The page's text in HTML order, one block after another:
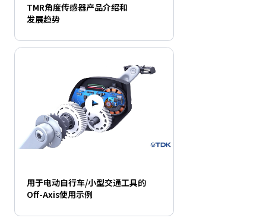
TMR角度传感器产品介绍和
发展趋势
用于电动自行车/小型交通工具的
Off-Axis使用示例